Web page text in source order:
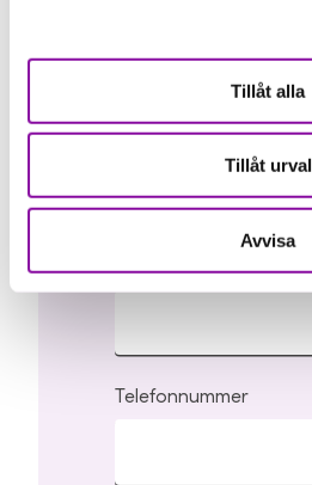
Tillåt alla
Tillåt urval
Avvisa
För- och efternamn
E-postadress
Telefonnummer